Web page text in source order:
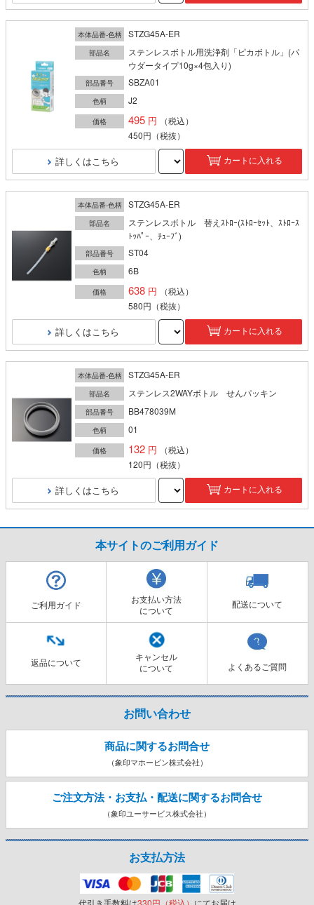
本体品番-色柄 STZG45A-ER
部品名
ステンレスボトル用洗浄剤「ピカボトル」(パ
ウダータイプ10g×4包入り)
部品番号 SBZA01
色柄 J2
価格 495
（税込）
450円 （税抜）
詳しくはこちら カートに入れる
本体品番-色柄 STZG45A-ER
部品名
ステンレスボトル 替えｽﾄﾛｰ(ｽﾄﾛｰｾｯﾄ、ｽﾄﾛｰｽ
ﾄｯﾊﾟｰ、ﾁｭｰﾌﾞ)
部品番号 ST04
色柄 6B
価格 638
（税込）
580円 （税抜）
詳しくはこちら カートに入れる
本体品番-色柄 STZG45A-ER
部品名 ステンレス2WAYボトル せんパッキン
部品番号 BB478039M
色柄 01
価格 132
（税込）
120円 （税抜）
詳しくはこちら カートに入れる
本サイトのご利用ガイド
ご利用ガイド
お支払い方法
について
配送について
返品について
キャンセル
について
よくあるご質問
お問い合わせ
商品に関するお問合せ
（象印マホービン株式会社）
ご注文方法・お支払・配送に関するお問合せ
（象印ユーサービス株式会社）
お支払方法
代引き手数料は330円（税込） にてお届け